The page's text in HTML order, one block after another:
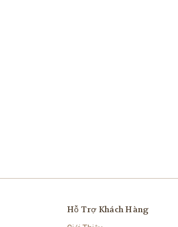
Hỗ Trợ Khách Hàng